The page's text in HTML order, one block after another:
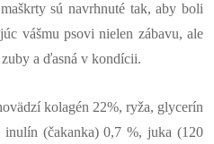
sú navrhnuté tak, aby boli
vášmu psovi nielen zábavu, ale
a ďasná v kondícii.
kolagén 22%, ryža, glycerín
inulín (čakanka) 0,7 %, juka (120